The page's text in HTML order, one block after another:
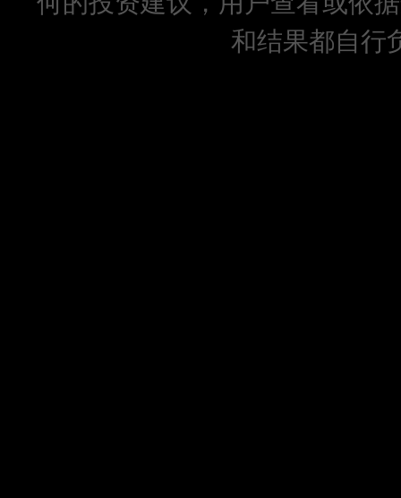
和结果都自行